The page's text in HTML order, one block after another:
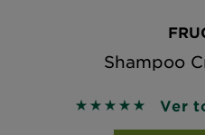
Shampoo
5 out of 5 stars
Ver